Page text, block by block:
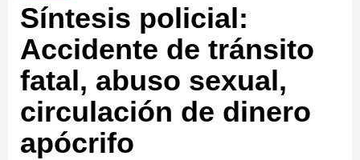
Síntesis policial:
Accidente de tránsito
fatal, abuso sexual,
circulación de dinero
apócrifo